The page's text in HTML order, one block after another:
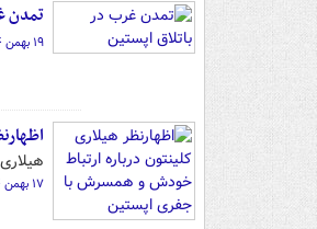
تمدن
۱۹ بهمن ۰۴ - ۱۲:۳۶
۱۷ بهمن ۰۴ - ۱۹:۲۹